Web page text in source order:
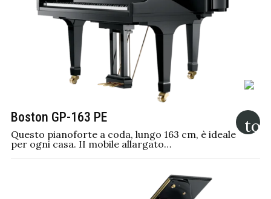
Boston GP-163 PE
Questo pianoforte a coda, lungo 163 cm, è ideale
per ogni casa. II mobile allargato…